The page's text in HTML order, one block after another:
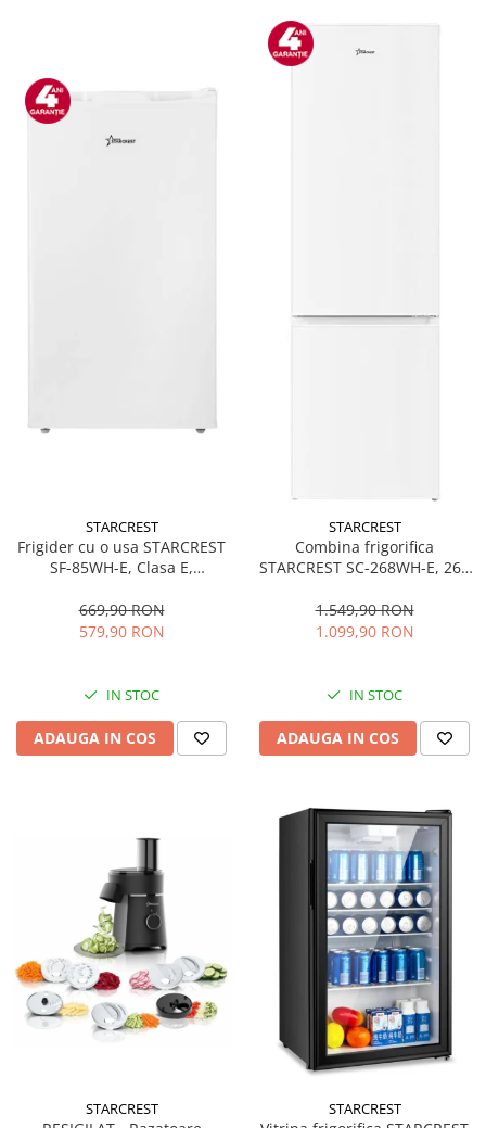
Iluminat & electrice
Prelungitoare
Sport & Activitati in aer liber
Uscatoare de par
Obiecte sanitare
Alte obiecte sanitare
STARCREST
Frigider cu o usa STARCREST
SF-85WH-E, Clasa E,
interioara, Compartiment
gheata, H 82 cm, Alb
669,90 RON
579,90 RON
IN STOC
ADAUGA IN COS
STARCREST
Combina frigorifica
STARCREST SC-268WH-E, 268
Termostat reglabil, Iluminare
LED, Picioare ajustabile, Usi
1.549,90 RON
1.099,90 RON
IN STOC
ADAUGA IN COS
STARCREST STARCREST